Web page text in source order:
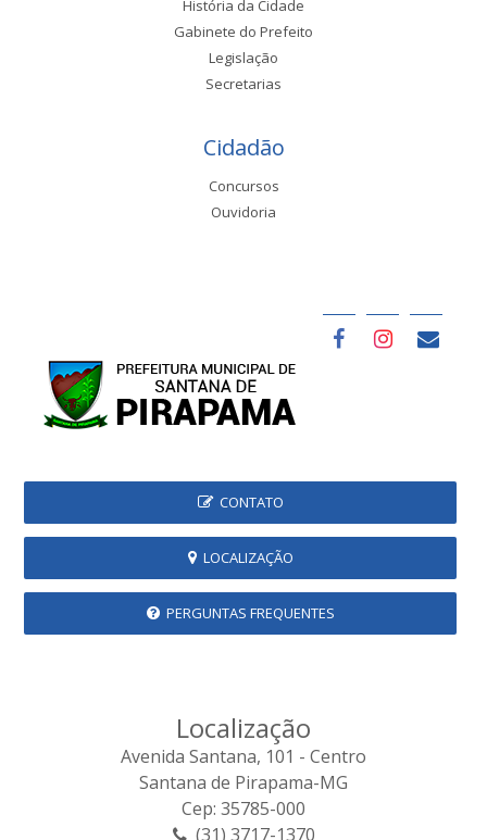
História da Cidade
Gabinete do Prefeito
Legislação
Secretarias
Cidadão
Concursos
Ouvidoria
CONTATO
LOCALIZAÇÃO
PERGUNTAS FREQUENTES
Localização
Avenida Santana, 101 - Centro
Santana de Pirapama-MG
Cep: 35785-000
(31) 3717-1370